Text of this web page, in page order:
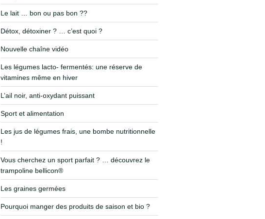
Le lait … bon ou pas bon ??
Détox, détoxiner ? … c’est quoi ?
Nouvelle chaîne vidéo
Les légumes lacto- fermentés: une réserve de
vitamines même en hiver
L’ail noir, anti-oxydant puissant
Sport et alimentation
Les jus de légumes frais, une bombe nutritionnelle
!
Vous cherchez un sport parfait ? … découvrez le
trampoline bellicon®
Les graines germées
Pourquoi manger des produits de saison et bio ?